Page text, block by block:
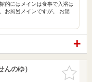
的にはメインは食事で入浴は
お風呂メインですが。 お湯
お気に入
りに追加
のゆ）